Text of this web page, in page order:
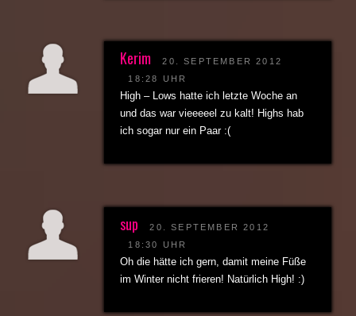
Kerim
20. SEPTEMBER 2012
18:28 UHR
High – Lows hatte ich letzte Woche an
und das war vieeeeel zu kalt! Highs hab
ich sogar nur ein Paar :(
sup
20. SEPTEMBER 2012
18:30 UHR
Oh die hätte ich gern, damit meine Füße
im Winter nicht frieren! Natürlich High! :)